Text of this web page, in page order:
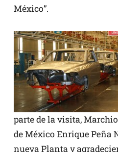
México”.
parte de la visita,
de México Enrique Peña
nueva Planta y